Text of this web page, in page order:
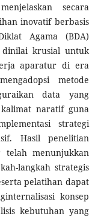
secara
inovatif berbasis
Agama (BDA)
dinilai krusial untuk
aparatur di era
metode
data yang
naratif guna
strategi
Hasil penelitian
telah menunjukkan
langkah strategis
pelatihan dapat
konsep
kebutuhan yang